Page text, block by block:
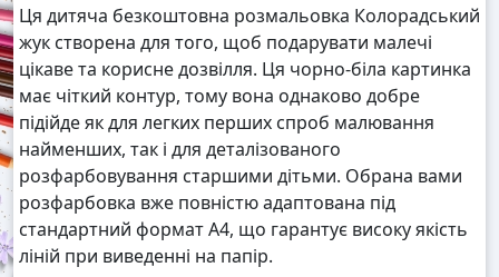
Ця дитяча безкоштовна розмальовка Колорадський
жук створена для того, щоб подарувати малечі
цікаве та корисне дозвілля. Ця чорно-біла картинка
має чіткий контур, тому вона однаково добре
підійде як для легких перших спроб малювання
найменших, так і для деталізованого
розфарбовування старшими дітьми. Обрана вами
розфарбовка вже повністю адаптована під
стандартний формат А4, що гарантує високу якість
ліній при виведенні на папір.